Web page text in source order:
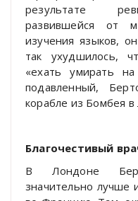
результате
развившейся от
изучения языков,
так ухудшилось,
«ехать умирать
подавленный,
корабле из Бомбея
Благочестивый
В Лондоне
значительно лучше